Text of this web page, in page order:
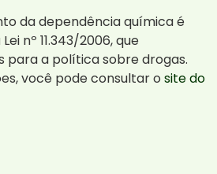
da dependência química é
nº 11.343/2006, que
para a política sobre drogas.
você pode consultar o site do